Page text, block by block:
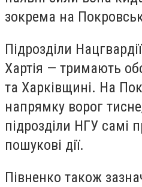
зокрема на
Підрозділи
Хартія — тримають
та Харківщині. На
напрямку ворог
підрозділи НГУ самі
пошукові дії.
Півненко також